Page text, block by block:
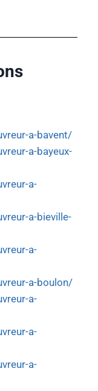
a-bavent/
a-bayeux-
a-
a-bieville-
a-
a-boulon/
a-
a-
a-